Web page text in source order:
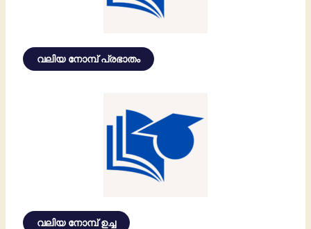
വലിയ നോമ്പ് പ്രഭാതം
വലിയ നോമ്പ് ഉച്ച